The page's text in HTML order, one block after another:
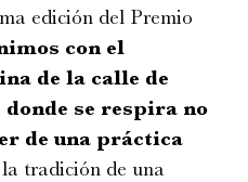
edición del Premio
con el
de la calle de
se respira no
de una práctica
tradición de una